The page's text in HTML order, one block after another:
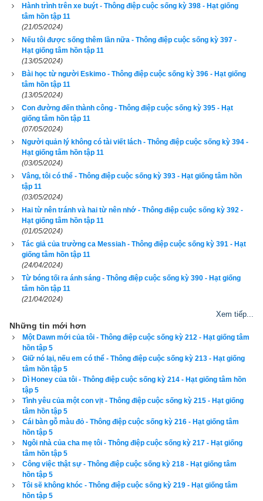
- Ăn gì cũng được. Em nấu sao thì anh ăn vậy.
Chúng tôi tiếp tục trò chuyện như vậy đến khi ai đó ở chỗ làm
gọi ảnh, hay bọn trẻ gọi tôi. Tôi nhớ những buổi thảo luận mà
chúng tôi thường dành cho nhau. Giờ đây chúng tôi không
còn nhắc tới chuyện thời sự và chính trị nữa. Chúng tôi cũng
không nhắc tới công việc của ảnh vì sếp của ảnh ngồi làm
việc gần đó. Chúng tôi cũng không nhắc đến sách báo và
phim ảnh, vì lâu lắm rồi tôi không đọc sách hay xem bộ phim
nào.
Chúng tôi vẫn gặp mặt nhau vào ngày nghỉ cuối tuần, nhưng
hầu như chúng tôi chẳng nói ra
Sự căng thẳng của tuần lễ làm việc khiến chúng tôi mệt nhoài
và cáu kỉnh, thế là chúng tôi dành thời gian để cãi nhau mỗi
khi "gặp nhau cuối tuần".
Ngoài khoảng cách về vật chất, dường như tình cảm của
chúng tôi cũng không còn gắn bó như xưa. Câu nói "Anh yêu
em! Em yêu anh" chỉ là đầu môi chót lưỡi chứ chẳng có ý
nghĩa gì hết. Chúng tôi không có thời gian bộc bạch tâm hồn
quá bận rộn và quá
mệt mỏi, chẳng còn muốn cải thiện lại mối quan hệ tình cảm
nữa. Giờ đây chúng tôi giống hệt hai người chỉ muốn "góp gạo
nấu cơm chung".
Sự xa cách về tình cảm mở ra những tức giận ngấm ngầm
trong lòng tôi. Theo hoàn cảnh, tôi phải dành hết thời gian của
ban ngày để chăm sóc con cái và nhà cửa. Dọn bữa ăn chiều
xong, tôi đi làm đến tận ba giờ sáng hôm sau mới về nhà. Tôi
ganh tị với chồng tôi. Buổi tối ảnh có nhiều thời gian rảnh sau
khi dỗ dành mấy đứa nhỏ ngủ. Ánh có thể đọc sách, xem TV,
và lăn ra giường đánh một giấc ngon lành. Tôi cảm thấy xấu
hổ vì ý nghĩ này nên không hé môi cho ảnh biết. Nhưng sự
Hành trình trên xe buýt - Thông điệp cuộc sống kỳ 398 - Hạt giống
tâm hồn tập 11
(21/05/2024)
Nếu tôi được sống thêm lần nữa - Thông điệp cuộc sống kỳ 397 -
Hạt giống tâm hồn tập 11
(13/05/2024)
Bài học từ người Eskimo - Thông điệp cuộc sống kỳ 396 - Hạt giống
tâm hồn tập 11
(13/05/2024)
Con đường đến thành công - Thông điệp cuộc sống kỳ 395 - Hạt
giống tâm hồn tập 11
(07/05/2024)
Người quản lý không có tài viết lách - Thông điệp cuộc sống kỳ 394 -
Hạt giống tâm hồn tập 11
(03/05/2024)
Vâng, tôi có thể - Thông điệp cuộc sống kỳ 393 - Hạt giống tâm hồn
tập 11
(03/05/2024)
Hai từ nên tránh và hai từ nên nhớ - Thông điệp cuộc sống kỳ 392 -
Hạt giống tâm hồn tập 11
(01/05/2024)
Tác giả của trường ca Messiah - Thông điệp cuộc sống kỳ 391 - Hạt
giống tâm hồn tập 11
(24/04/2024)
Từ bóng tối ra ánh sáng - Thông điệp cuộc sống kỳ 390 - Hạt giống
tâm hồn tập 11
(21/04/2024)
Xem tiếp...
Những tin mới hơn
Một Dawn mới của tôi - Thông điệp cuộc sống kỳ 212 - Hạt giống tâm
hồn tập 5
Giữ nó lại, nếu em có thể - Thông điệp cuộc sống kỳ 213 - Hạt giống
tâm hồn tập 5
Dì Honey của tôi - Thông điệp cuộc sống kỳ 214 - Hạt giống tâm hồn
tập 5
Tình yêu của một con vịt - Thông điệp cuộc sống kỳ 215 - Hạt giống
tâm hồn tập 5
Cái bàn gỗ màu đỏ - Thông điệp cuộc sống kỳ 216 - Hạt giống tâm
hồn tập 5
Ngôi nhà của cha mẹ tôi - Thông điệp cuộc sống kỳ 217 - Hạt giống
tâm hồn tập 5
Công việc thật sự - Thông điệp cuộc sống kỳ 218 - Hạt giống tâm
hồn tập 5
Tôi sẽ không khóc - Thông điệp cuộc sống kỳ 219 - Hạt giống tâm
hồn tập 5